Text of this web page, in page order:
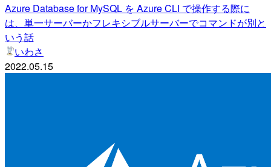
Azure Database for MySQL を Azure CLI で操作する際に
は、単一サーバーかフレキシブルサーバーでコマンドが別と
いう話
いわさ
2022.05.15